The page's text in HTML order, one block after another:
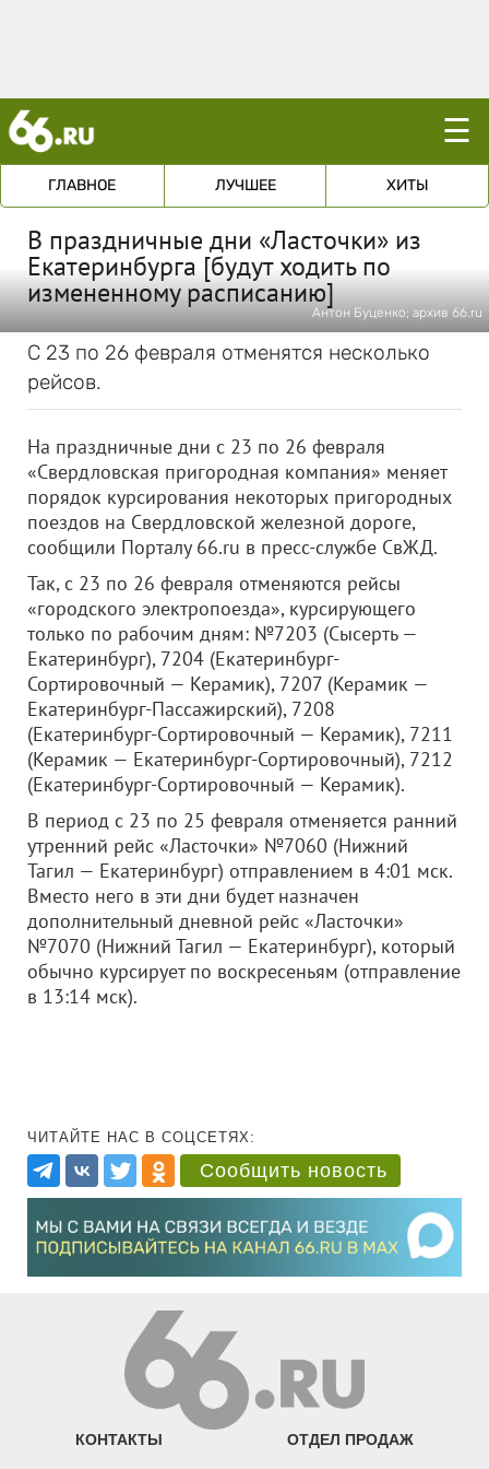
☰
ГЛАВНОЕ ЛУЧШЕЕ ХИТЫ
В праздничные дни «Ласточки» из
Екатеринбурга [будут ходить по
измененному расписанию]
Антон Буценко; архив 66.ru
С 23 по 26 февраля отменятся несколько
рейсов.
На праздничные дни с 23 по 26 февраля
«Свердловская пригородная компания» меняет
порядок курсирования некоторых пригородных
поездов на Свердловской железной дороге,
сообщили Порталу 66.ru в пресс-службе СвЖД.
Так, с 23 по 26 февраля отменяются рейсы
«городского электропоезда», курсирующего
только по рабочим дням: №7203 (Сысерть —
Екатеринбург), 7204 (Екатеринбург-
Сортировочный — Керамик), 7207 (Керамик —
Екатеринбург-Пассажирский), 7208
(Екатеринбург-Сортировочный — Керамик), 7211
(Керамик — Екатеринбург-Сортировочный), 7212
(Екатеринбург-Сортировочный — Керамик).
В период с 23 по 25 февраля отменяется ранний
утренний рейс «Ласточки» №7060 (Нижний
Тагил — Екатеринбург) отправлением в 4:01 мск.
Вместо него в эти дни будет назначен
дополнительный дневной рейс «Ласточки»
№7070 (Нижний Тагил — Екатеринбург), который
обычно курсирует по воскресеньям (отправление
в 13:14 мск).
ЧИТАЙТЕ НАС В СОЦСЕТЯХ:
Сообщить новость
КОНТАКТЫ ОТДЕЛ ПРОДАЖ